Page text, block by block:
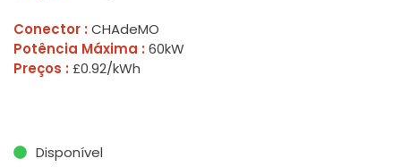
Conector : CHAdeMO
Potência Máxima : 60kW
Preços : £0.92/kWh
Disponível